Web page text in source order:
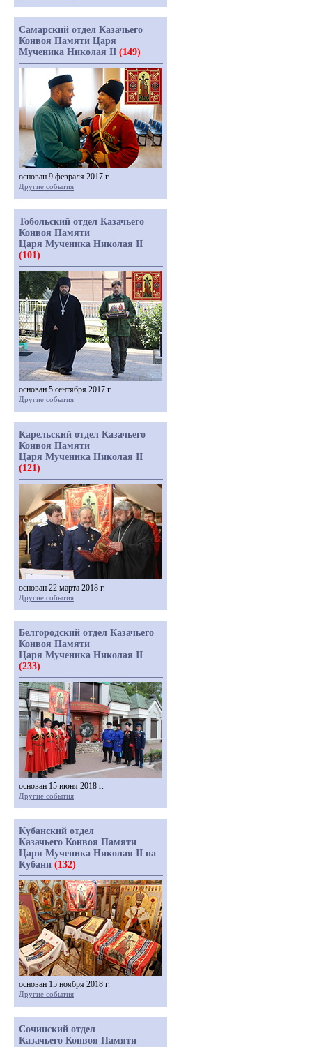
Самарский отдел Казачьего
Конвоя Памяти Царя
Мученика Николая II (149)
основан 9 февраля 2017 г.
Другие события
Тобольский отдел Казачьего
Конвоя Памяти
Царя Мученика Николая II
(101)
основан 5 сентября 2017 г.
Другие события
Карельский отдел Казачьего
Конвоя Памяти
Царя Мученика Николая II
(121)
основан 22 марта 2018 г.
Другие события
Белгородский отдел Казачьего
Конвоя Памяти
Царя Мученика Николая II
(233)
основан 15 июня 2018 г.
Другие события
Кубанский отдел
Казачьего Конвоя Памяти
Царя Мученика Николая II на
Кубани (132)
основан 15 ноября 2018 г.
Другие события
Сочинский отдел
Казачьего Конвоя Памяти